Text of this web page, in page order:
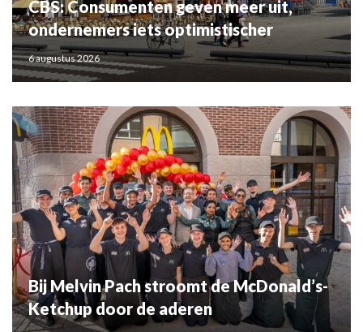
CBS: Consumenten geven meer uit,
ondernemers iets optimistischer
6 augustus 2026
Bij Melvin Pach stroomt de McDonald’s-
Ketchup door de aderen